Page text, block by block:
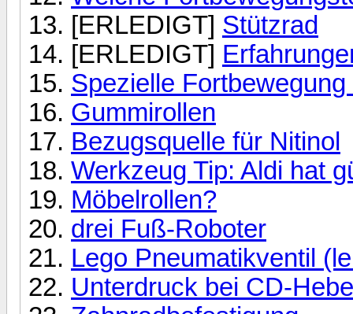
[ERLEDIGT] Stützrad
[ERLEDIGT]
Spezielle
Gummirollen
Bezugsquelle für Nitinol
Werkzeug Tip: Aldi hat
Möbelrollen?
drei Fuß-Roboter
Lego Pneumatikventil
Unterdruck bei CD-